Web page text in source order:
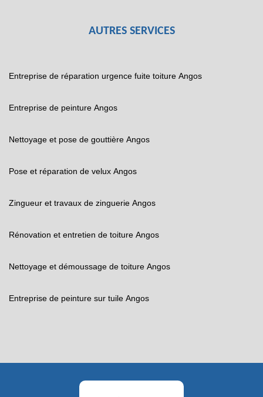
AUTRES SERVICES
Entreprise de réparation urgence fuite toiture Angos
Entreprise de peinture Angos
Nettoyage et pose de gouttière Angos
Pose et réparation de velux Angos
Zingueur et travaux de zinguerie Angos
Rénovation et entretien de toiture Angos
Nettoyage et démoussage de toiture Angos
Entreprise de peinture sur tuile Angos